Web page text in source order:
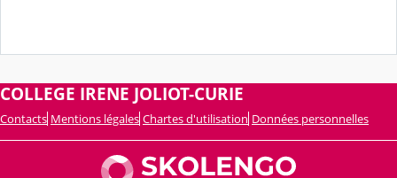
COLLEGE IRENE JOLIOT-CURIE
Contacts Mentions légales Chartes d'utilisation Données personnelles